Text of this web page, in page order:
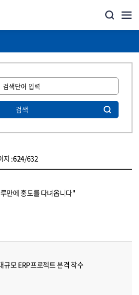
검색
지 :624/632
만에 홍도를 다녀옵니다"
규모 ERP프로젝트 본격 착수